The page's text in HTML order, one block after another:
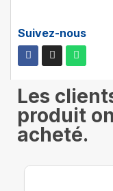
Suivez-nous
Les
produit
acheté.